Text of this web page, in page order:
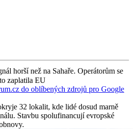
horší než na Sahaře. Operátorům se
zaplatila EU
do oblíbených zdrojů pro Google
32 lokalit, kde lidé dosud marně
Stavbu spolufinancují evropské